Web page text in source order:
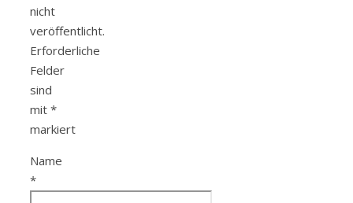
nicht
veröffentlicht.
Erforderliche
Felder
sind
mit *
markiert
Name
*